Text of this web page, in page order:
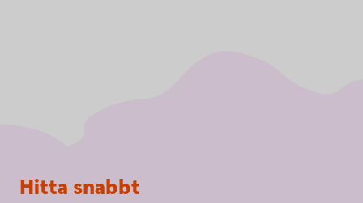
Sidfot
Hitta snabbt